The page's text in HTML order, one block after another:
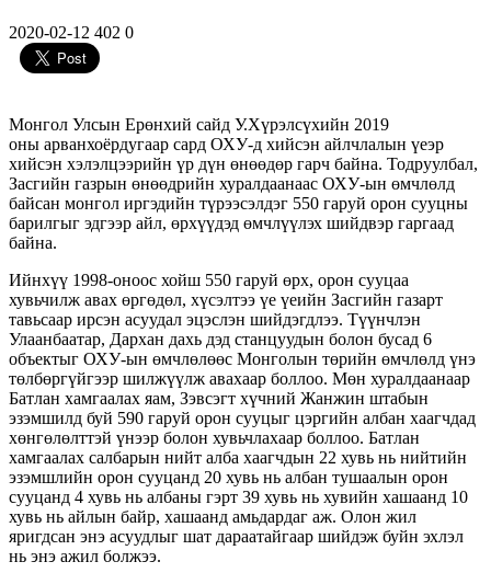
2020-02-12 402 0
Монгол Улсын Ерөнхий сайд У.Хүрэлсүхийн 2019
оны арванхоёрдугаар сард ОХУ-д хийсэн айлчлалын үеэр
хийсэн хэлэлцээрийн үр дүн өнөөдөр гарч байна. Тодруулбал,
Засгийн газрын өнөөдрийн хуралдаанаас ОХУ-ын өмчлөлд
байсан монгол иргэдийн түрээсэлдэг 550 гаруй орон сууцны
барилгыг эдгээр айл, өрхүүдэд өмчлүүлэх шийдвэр гаргаад
байна.
Ийнхүү 1998-оноос хойш 550 гаруй өрх, орон сууцаа
хувьчилж авах өргөдөл, хүсэлтээ үе үеийн Засгийн газарт
тавьсаар ирсэн асуудал эцэслэн шийдэгдлээ. Түүнчлэн
Улаанбаатар, Дархан дахь дэд станцуудын болон бусад 6
объектыг ОХУ-ын өмчлөлөөс Монголын төрийн өмчлөлд үнэ
төлбөргүйгээр шилжүүлж авахаар боллоо. Мөн хуралдаанаар
Батлан хамгаалах яам, Зэвсэгт хүчний Жанжин штабын
эзэмшилд буй 590 гаруй орон сууцыг цэргийн албан хаагчдад
хөнгөлөлттэй үнээр болон хувьчлахаар боллоо. Батлан
хамгаалах салбарын нийт алба хаагчдын 22 хувь нь нийтийн
эзэмшлийн орон сууцанд 20 хувь нь албан тушаалын орон
сууцанд 4 хувь нь албаны гэрт 39 хувь нь хувийн хашаанд 10
хувь нь айлын байр, хашаанд амьдардаг аж. Олон жил
яригдсан энэ асуудлыг шат дараатайгаар шийдэж буйн эхлэл
нь энэ ажил болжээ.